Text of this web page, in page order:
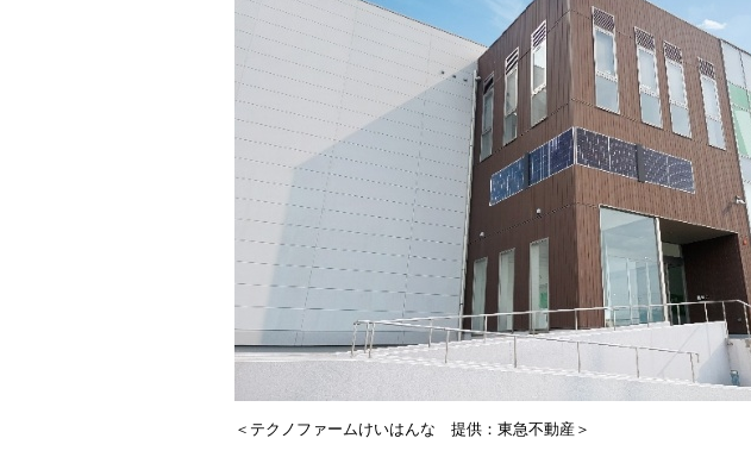
＜テクノファームけいはんな 提供：東急不動産＞